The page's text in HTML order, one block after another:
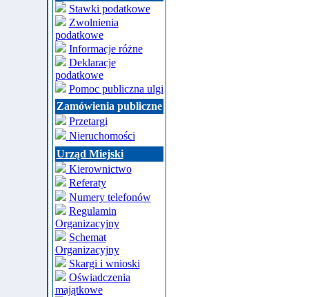
Stawki podatkowe
Zwolnienia
podatkowe
Informacje różne
Deklaracje
podatkowe
Pomoc publiczna ulgi
Zamówienia publiczne
Przetargi
Nieruchomości
Urząd Miejski
Kierownictwo
Referaty
Numery telefonów
Regulamin
Organizacyjny
Schemat
Organizacyjny
Skargi i wnioski
Oświadczenia
majątkowe